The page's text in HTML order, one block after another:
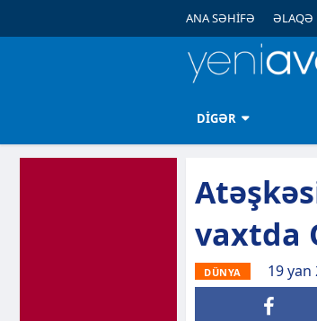
ANA SƏHİFƏ ƏLAQƏ
DİGƏR
vaxtda
DÜNYA 19 yan